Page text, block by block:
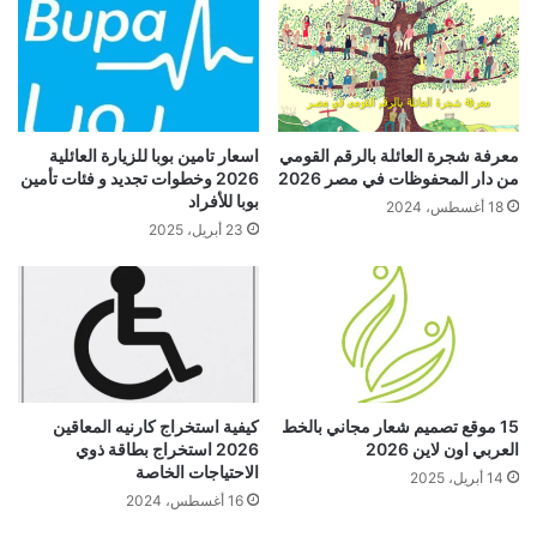
معرفة شجرة العائلة بالرقم القومي
من دار المحفوظات في مصر 2026
18 أغسطس، 2024
اسعار تامين بوبا للزيارة العائلية
2026 وخطوات تجديد و فئات تأمين
بوبا للأفراد
23 أبريل، 2025
15 موقع تصميم شعار مجاني بالخط
العربي اون لاين 2026
14 أبريل، 2025
كيفية استخراج كارنيه المعاقين
2026 استخراج بطاقة ذوي
الاحتياجات الخاصة
16 أغسطس، 2024